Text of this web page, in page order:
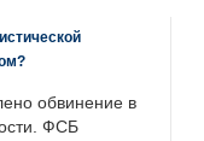
обвинение в
ФСБ